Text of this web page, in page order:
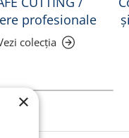
profesionale
colecția
×